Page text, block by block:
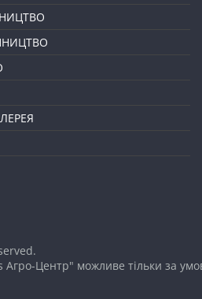
Агро-Центр" можливе тільки за